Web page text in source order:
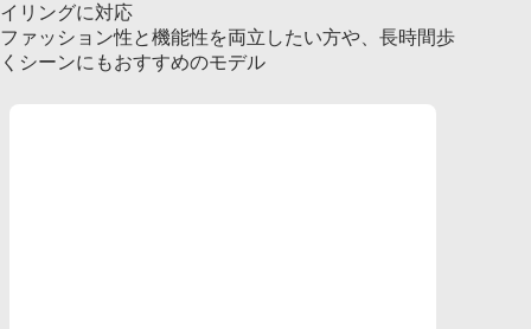
イリングに対応
ファッション性と機能性を両立したい方や、長時間歩
くシーンにもおすすめのモデル